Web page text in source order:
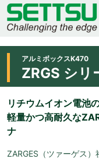
アルミボックスK470
ZRGS シリ
リチウムイオン電池
軽量かつ高耐久な
ナ
ZARGES（ツァーゲス